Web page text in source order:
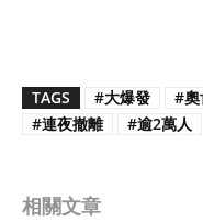
TAGS #大爆發 #奧
#連夜撤離
#逾2萬人
相關文章